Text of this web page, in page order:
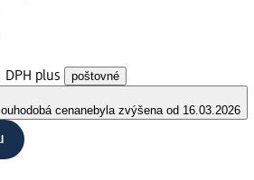
DPH plus poštovné
cenanebyla zvýšena od 16.03.2026